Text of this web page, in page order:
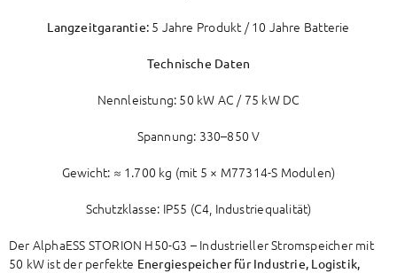
Langzeitgarantie: 5 Jahre Produkt / 10 Jahre Batterie
Technische Daten
Nennleistung: 50 kW AC / 75 kW DC
Spannung: 330–850 V
Gewicht: ≈ 1.700 kg (mit 5 × M77314-S Modulen)
Schutzklasse: IP55 (C4, Industriequalität)
Der AlphaESS STORION H50-G3 – Industrieller Stromspeicher mit
50 kW ist der perfekte Energiespeicher für Industrie, Logistik,